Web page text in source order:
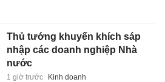
Thủ tướng khuyến khích sáp
nhập các doanh nghiệp Nhà
nước
1 giờ trước Kinh doanh